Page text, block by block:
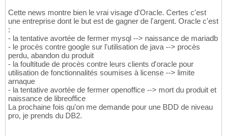
Cette news montre bien le vrai visage d'Oracle. Certes c'est
une entreprise dont le but est de gagner de l'argent. Oracle c'est
:
- la tentative avortée de fermer mysql --> naissance de mariadb
- le procès contre google sur l'utilisation de java --> procès
perdu, abandon du produit
- la foultitude de procès contre leurs clients d'oracle pour
utilisation de fonctionnalités soumises à license --> limite
arnaque
- la tentative avortée de fermer openoffice --> mort du produit et
naissance de libreoffice
La prochaine fois qu'on me demande pour une BDD de niveau
pro, je prends du DB2.